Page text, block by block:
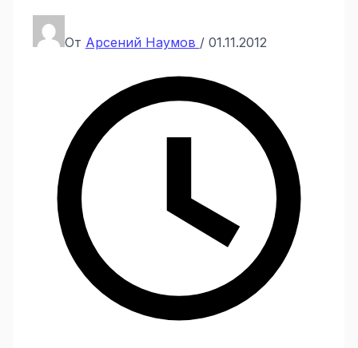
От Арсений Наумов / 01.11.2012